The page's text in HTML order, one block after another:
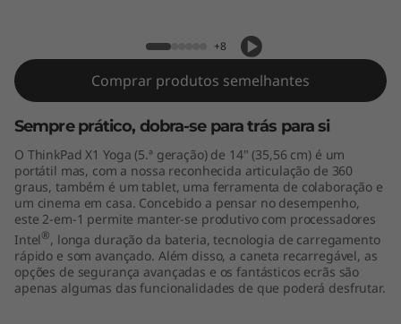
5
1
4
n
+8
Comprar produtos semelhantes
Sempre prático, dobra-se para trás para si
O ThinkPad X1 Yoga (5.ª geração) de 14" (35,56 cm) é um
portátil mas, com a nossa reconhecida articulação de 360
graus, também é um tablet, uma ferramenta de colaboração e
um cinema em casa. Concebido a pensar no desempenho,
este 2-em-1 permite manter-se produtivo com processadores
Intel®, longa duração da bateria, tecnologia de carregamento
rápido e som avançado. Além disso, a caneta recarregável, as
opções de segurança avançadas e os fantásticos ecrãs são
apenas algumas das funcionalidades de que poderá desfrutar.